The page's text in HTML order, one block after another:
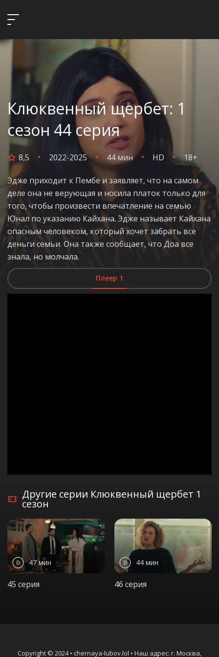
Клюквенный щербет: 1
сезон 44 серия
8,5 2022-2025 44 мин HD 18+
Эдже приходит к Пембе и заявляет, что на самом
деле она не верующая и носила платок только для
того, чтобы произвести впечатление на семью
Юнал по указанию Кайхана. Эдже называет Кайхана
опасным человеком, который хочет забрать все
деньги семьи. Она также сообщает, что Доа все
знала, но молчала.
Плеер 1
Другие серии Клюквенный щербет 1
сезон
47 мин
45 серия
44 мин
46 серия
Copyright © 2024 • chernaya-lubov.lol • Наш адрес: г. Москва,